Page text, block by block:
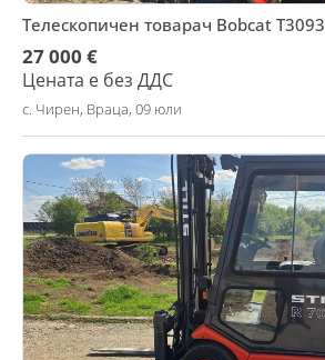
Телескопичен товарач Bobcat T3093
27 000 €
Цената е без ДДС
с. Чирен, Враца, 09 юли